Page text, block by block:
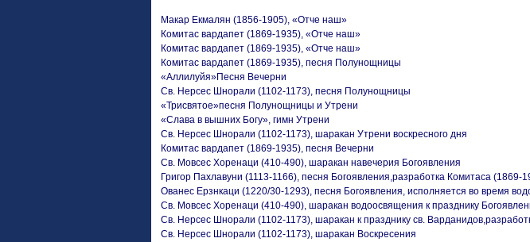
Макар Екмалян (1856-1905), «Отче наш»
Комитас вардапет (1869-1935), «Отче наш»
Комитас вардапет (1869-1935), «Отче наш»
Комитас вардапет (1869-1935), песня Полунощницы
«Аллилуйя»Песня Вечерни
Св. Нерсес Шнорали (1102-1173), песня Полунощницы
«Трисвятое»песня Полунощницы и Утрени
«Слава в вышних Богу», гимн Утрени
Св. Нерсес Шнорали (1102-1173), шаракан Утрени воскресного дня
Комитас вардапет (1869-1935), песня Вечерни
Св. Мовсес Хоренаци (410-490), шаракан навечерия Богоявления
Григор Пахлавуни (1113-1166), песня Богоявления,разработка Комитаса (1869-
Ованес Ерзнкаци (1220/30-1293), песня Богоявления, исполняется во время
Св. Мовсес Хоренаци (410-490), шаракан водоосвящения к празднику
Св. Нерсес Шнорали (1102-1173), шаракан к празднику св.
Св. Нерсес Шнорали (1102-1173), шаракан Воскресения